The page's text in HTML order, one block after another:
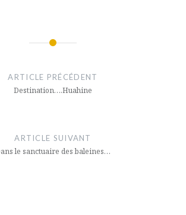
ARTICLE PRÉCÉDENT
Destination….Huahine
ARTICLE SUIVANT
le sanctuaire des baleines…